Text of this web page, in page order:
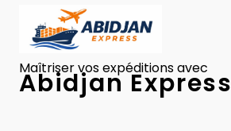
Maîtriser vos expéditions avec
Abidjan Express